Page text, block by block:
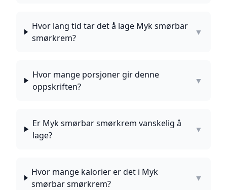
Hvor lang tid tar det å lage Myk smørbar
smørkrem?
▼
Hvor mange porsjoner gir denne
oppskriften?
▼
Er Myk smørbar smørkrem vanskelig å
lage?
▼
Hvor mange kalorier er det i Myk
smørbar smørkrem?
▼